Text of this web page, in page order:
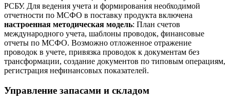
РСБУ. Для ведения учета и формирования необходимой
отчетности по МСФО в поставку продукта включена
настроенная методическая модель: План счетов
международного учета, шаблоны проводок, финансовые
отчеты по МСФО. Возможно отложенное отражение
проводок в учете, привязка проводок к документам без
трансфор­мации, создание документов по типовым операциям,
регистрация нефинансовых показателей.
Управление запасами и складом